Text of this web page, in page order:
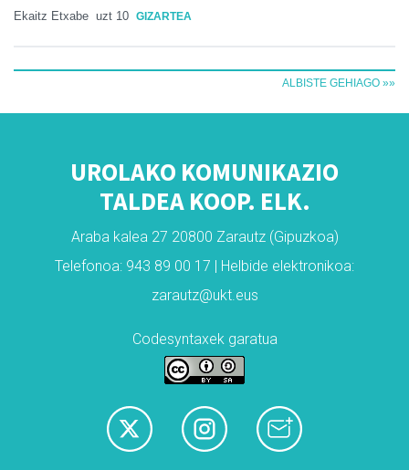
Ekaitz Etxabe uzt 10 GIZARTEA
ALBISTE GEHIAGO »»
UROLAKO KOMUNIKAZIO
TALDEA KOOP. ELK.
Araba kalea 27 20800 Zarautz (Gipuzkoa)
Telefonoa: 943 89 00 17 | Helbide elektronikoa:
zarautz@ukt.eus
Codesyntaxek garatua